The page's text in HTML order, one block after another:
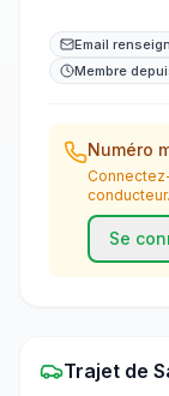
Email
Membre
Numéro
conducteur.
Se
Trajet de